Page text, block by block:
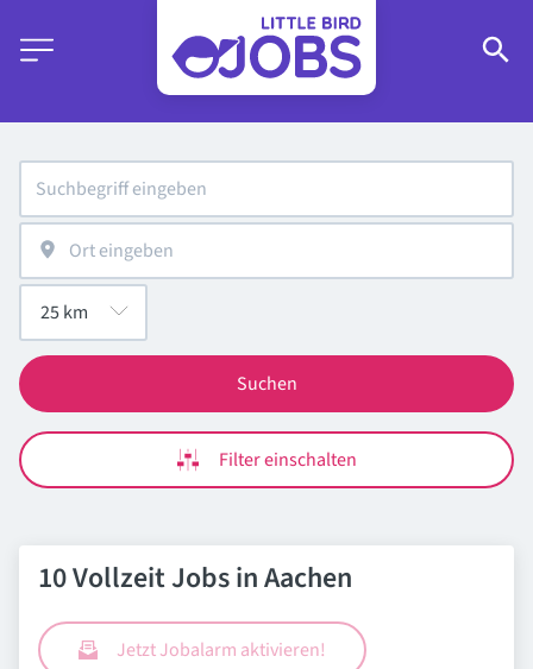
Suchen
Filter einschalten
10 Vollzeit Jobs in Aachen
Jetzt Jobalarm aktivieren!